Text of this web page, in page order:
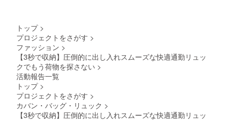
価格が
ます。
材の供
荷時期
トップ >
プロジェクトをさがす >
ファッション >
【3秒で収納】圧倒的に出し入れスムーズな快適通勤リュッ
クでもう荷物を探さない >
活動報告一覧
トップ >
プロジェクトをさがす >
カバン・バッグ・リュック >
【3秒で収納】圧倒的に出し入れスムーズな快適通勤リュッ